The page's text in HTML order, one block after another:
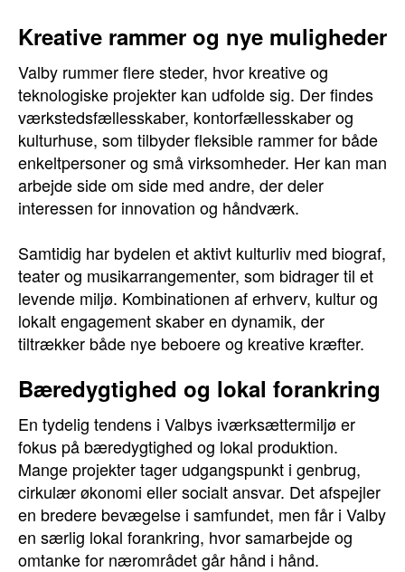
Kreative rammer og nye muligheder
Valby rummer flere steder, hvor kreative og
teknologiske projekter kan udfolde sig. Der findes
værkstedsfællesskaber, kontorfællesskaber og
kulturhuse, som tilbyder fleksible rammer for både
enkeltpersoner og små virksomheder. Her kan man
arbejde side om side med andre, der deler
interessen for innovation og håndværk.
Samtidig har bydelen et aktivt kulturliv med biograf,
teater og musikarrangementer, som bidrager til et
levende miljø. Kombinationen af erhverv, kultur og
lokalt engagement skaber en dynamik, der
tiltrækker både nye beboere og kreative kræfter.
Bæredygtighed og lokal forankring
En tydelig tendens i Valbys iværksættermiljø er
fokus på bæredygtighed og lokal produktion.
Mange projekter tager udgangspunkt i genbrug,
cirkulær økonomi eller socialt ansvar. Det afspejler
en bredere bevægelse i samfundet, men får i Valby
en særlig lokal forankring, hvor samarbejde og
omtanke for nærområdet går hånd i hånd.